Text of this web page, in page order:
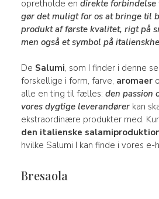
opretholde en direkte
gør det muligt for os at bringe til
produkt af første kvalitet, rigt på
men også et symbol på
De Salumi, som I finder i denne
forskellige i form, farve, aromaer
alle en ting til fælles: den passion
vores dygtige leverandørerkan
ekstraordinære produkter med.
den italienske
hvilke Salumi I kan finde i vores e-
Bresaola